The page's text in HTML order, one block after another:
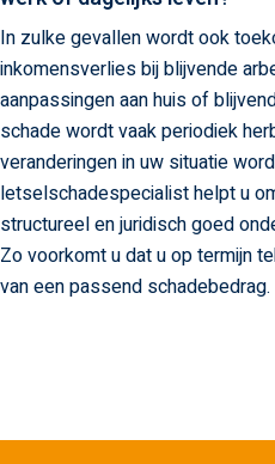
In zulke gevallen wordt ook
inkomensverlies bij blijvende
aanpassingen aan huis of
schade wordt vaak periodiek
veranderingen in uw situatie
letselschadespecialist helpt u
structureel en juridisch goed
Zo voorkomt u dat u op termijn
van een passend schadebedrag.